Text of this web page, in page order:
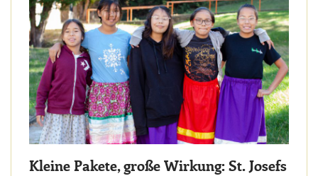
Kleine Pakete, große Wirkung: St. Josefs